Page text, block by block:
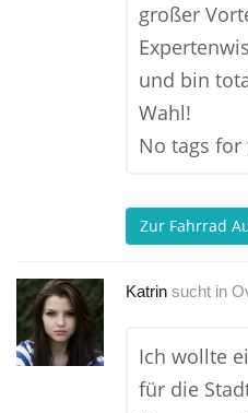
großer
und bin
Wahl!
No tags
Zur Fahrrad
Katrin sucht in
Ich wollte
für die